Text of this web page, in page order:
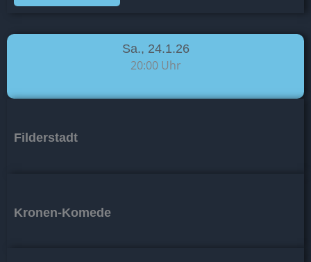
Sa., 24.1.26
20:00 Uhr
Filderstadt
Kronen-Komede